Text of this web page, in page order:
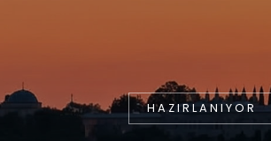
HAZIRLANIYOR